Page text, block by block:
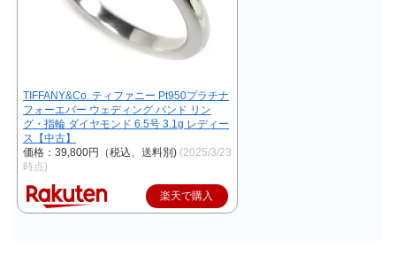
TIFFANY&Co. ティファニー Pt950プラチナ
フォーエバー ウェディング バンド リン
グ・指輪 ダイヤモンド 6.5号 3.1g レディー
ス【中古】
価格：39,800円（税込、送料別) (2025/3/23
時点)
楽天で購入